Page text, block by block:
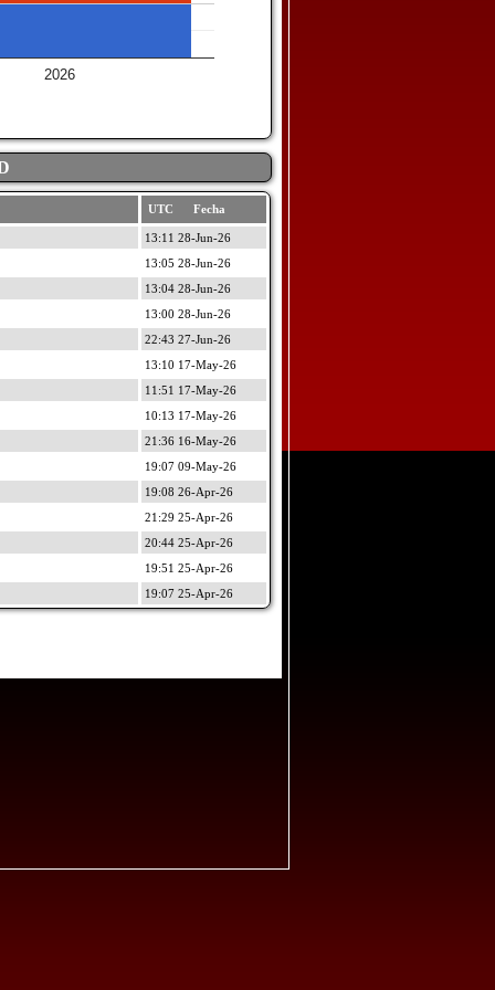
2026
UTC Fecha
13:11 28-Jun-26
13:05 28-Jun-26
13:04 28-Jun-26
13:00 28-Jun-26
22:43 27-Jun-26
13:10 17-May-26
11:51 17-May-26
10:13 17-May-26
21:36 16-May-26
19:07 09-May-26
19:08 26-Apr-26
21:29 25-Apr-26
20:44 25-Apr-26
19:51 25-Apr-26
19:07 25-Apr-26